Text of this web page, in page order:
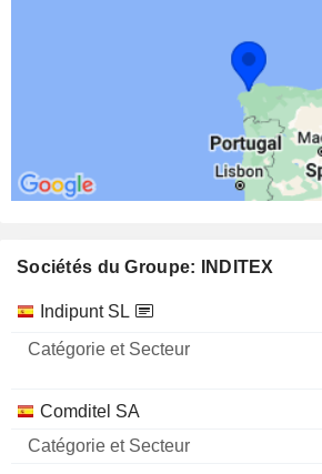
Sociétés du Groupe: INDITEX
Nom
Catégorie
Secteur
Indipunt SL
Comditel SA